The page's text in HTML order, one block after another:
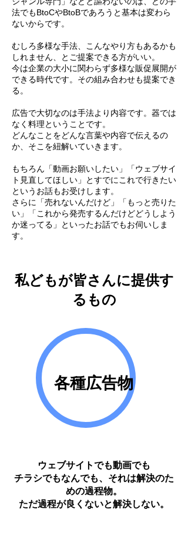
法でもBtoCやBtoBであろうと基本は変わら
ないからです。
むしろ多様な手法、こんなやり方もあるかも
しれません、とご提案できる方がいい。
今は企業の大小に関わらず多様な販促展開が
できる時代です。その組み合わせも提案でき
る。
広告で大切なのは手法より内容です。器では
なく料理ということです。
どんなことをどんな言葉や内容で伝えるの
か、そこを紐解いていきます。
もちろん「動画お願いしたい」「ウェブサイ
ト見直してほしい」とすでにこれで行きたい
というお話もお受けします。
さらに「売れないんだけど」「もっと売りた
い」「これから発売するんだけどどうしよう
か迷ってる」といったお話でもお伺いしま
す。
​私どもが皆さんに提供す
るもの
​各種広告物
ウェブサイトでも動画でも
チラシでもなんでも、それは解決のた
めの過程物。
​ただ過程が良くないと解決しない。